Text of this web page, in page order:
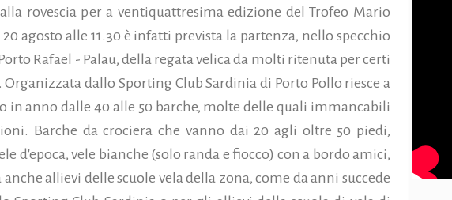
rovescia per a ventiquattresima edizione del Trofeo Mario
agosto alle 11.30 è infatti prevista la partenza, nello specchio
Rafael - Palau, della regata velica da molti ritenuta per certi
dallo Sporting Club Sardinia di Porto Pollo riesce a
in anno dalle 40 alle 50 barche, molte delle quali immancabili
Barche da crociera che vanno dai 20 agli oltre 50 piedi,
d'epoca, vele bianche (solo randa e fiocco) con a bordo amici,
allievi delle scuole vela della zona, come da anni succede